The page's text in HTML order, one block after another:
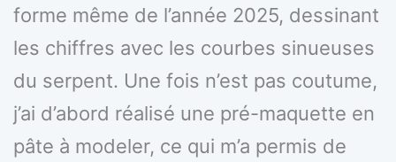
forme même de l’année 2025, dessinant
les chiffres avec les courbes sinueuses
du serpent. Une fois n’est pas coutume,
j’ai d’abord réalisé une pré-maquette en
pâte à modeler, ce qui m’a permis de